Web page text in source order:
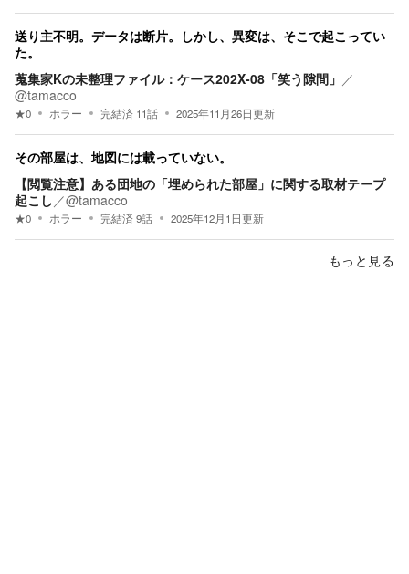
送り主不明。データは断片。しかし、異変は、そこで起こってい
た。
蒐集家Kの未整理ファイル：ケース202X-08「笑う隙間」 ／
@tamacco
★0 ホラー 完結済 11話 2025年11月26日更新
その部屋は、地図には載っていない。
【閲覧注意】ある団地の「埋められた部屋」に関する取材テープ
起こし ／@tamacco
★0 ホラー 完結済9話 2025年12月1日更新
もっと見る